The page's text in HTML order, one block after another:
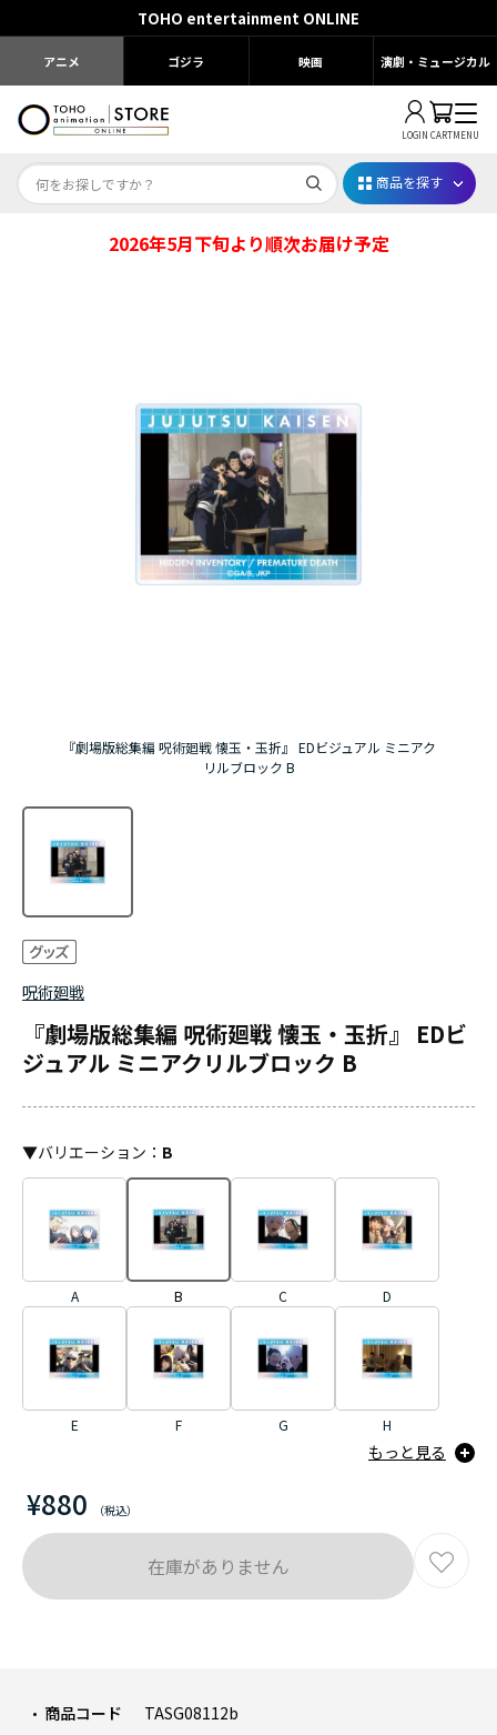
TOHO entertainment ONLINE
アニメ ゴジラ 映画 演劇・ミュージカル
LOGIN CARTMENU
薬屋のひとりごと 夏の園遊会2026
アニメ『僕のヒーローアカデミア』10周年
ハイキュー!!ジャージ＆ユニフォーム
商品を探す
2026年5月下旬より順次お届け予定
『劇場版総集編 呪術廻戦 懐玉・玉折』 EDビジュアル ミニアク
リルブロック B
呪術廻戦
『劇場版総集編 呪術廻戦 懐玉・玉折』 EDビ
ジュアル ミニアクリルブロック B
¥880
商品コード
TASG08112b
▼バリエーション ： B
A B C D
E F G H
もっと見る
在庫がありません